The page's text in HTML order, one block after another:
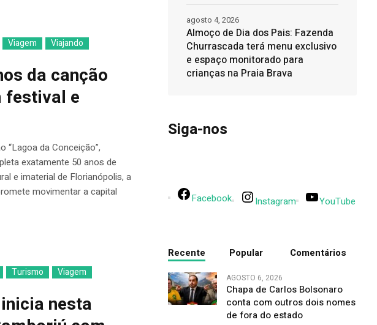
Viagem Viajando
da canção
festival e
“Lagoa da Conceição”,
exatamente 50 anos de
e imaterial de Florianópolis, a
movimentar a capital
Turismo Viagem
nesta
Almoço de Dia dos Pais: Fazenda
Churrascada terá menu exclusivo
e espaço monitorado para
crianças na Praia Brava
agosto 4, 2026
Siga-nos
Facebook Instagram YouTube
Recente Popular Comentários
AGOSTO 6, 2026
Chapa de Carlos Bolsonaro
conta com outros dois nomes
de fora do estado